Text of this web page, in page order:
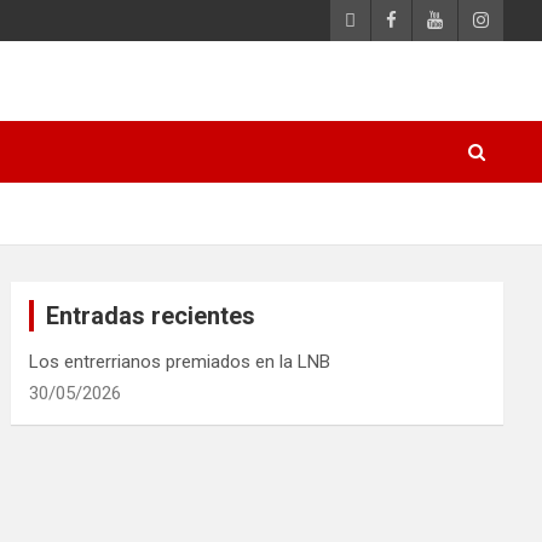
Entradas recientes
Los entrerrianos premiados en la LNB
30/05/2026